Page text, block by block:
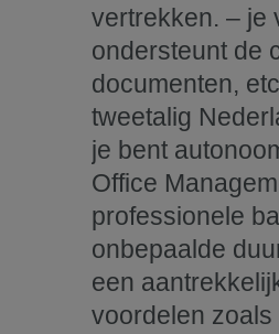
vertrekken. – je
ondersteunt de
documenten,
tweetalig
je bent
Office
professionele
onbepaalde
een
voordelen